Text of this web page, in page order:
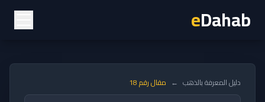
eDahab
دليل المعرفة بالذهب ← مقال رقم 18